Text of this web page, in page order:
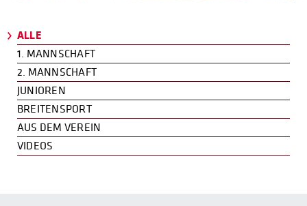
ALLE
1. MANNSCHAFT
2. MANNSCHAFT
JUNIOREN
BREITENSPORT
AUS DEM VEREIN
VIDEOS